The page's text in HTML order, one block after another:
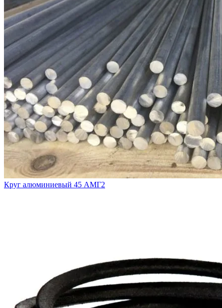
Круг алюминиевый 45 АМГ2